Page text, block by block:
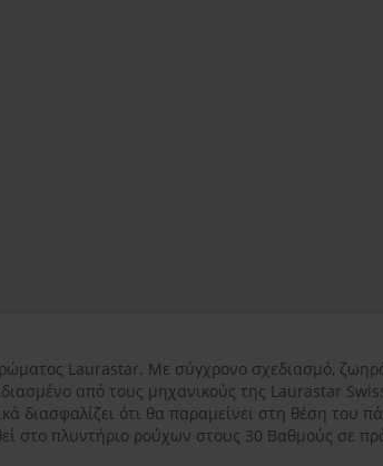
Laurastar. Με σύγχρονο σχεδιασμό,
από τoυς μηχανικούς της Laurastar
διασφαλίζει ότι θα παραμείνει στη θέση του
στο πλυντήριο ρούχων στους 30 Βαθμούς σε